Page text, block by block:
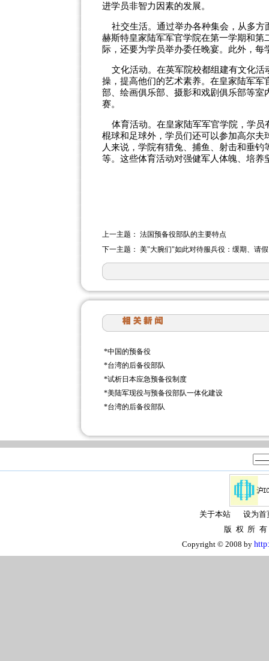
进学员非智力因素的发展。
社交生活。通过举办各种集会，从多方
赫斯特皇家陆军军官学院在第一学期和
际，还要为学员举办委任晚宴。此外，
文化活动。在英军院校都组建有文化活
操，提高他们的艺术素养。在皇家陆军
部、绘画俱乐部、摄影和戏剧俱乐部等
赛。
体育活动。在皇家陆军军官学院，学员
棍球和足球外，学员们还可以参加高尔
人来说，学院有猎兔、捕鱼、射击和垂
等。这些体育活动对强健军人体魄、培
上一主题： 法国预备役部队的主要特点
下一主题： 美"大腕们"如此对待服兵役：缓期、请假
*中国的预备役
*台湾的后备役部队
*试析日本应急预备役制度
*美陆军现役与预备役部队一体化建设
*台湾的后备役部队